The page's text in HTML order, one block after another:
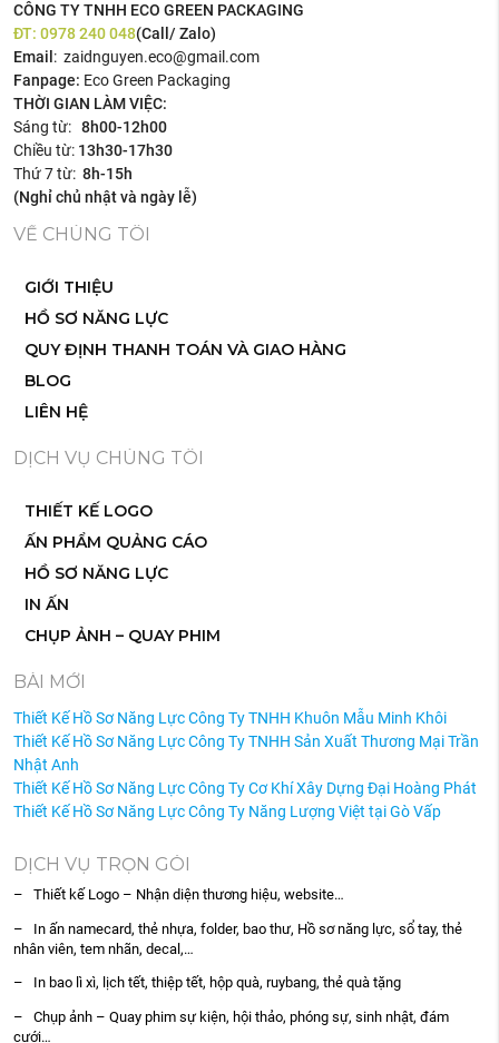
CÔNG TY TNHH ECO GREEN PACKAGING
ĐT:0978 240 048(Call/ Zalo)
Email : zaidnguyen.eco@gmail.com
Fanpage: Eco Green Packaging
THỜI GIAN LÀM VIỆC:
Sáng từ:8h00-12h00
Chiều từ: 13h30-17h30
Thứ 7 từ:8h-15h
(Nghỉ chủ nhật và ngày lễ)
VỀ CHÚNG TÔI
GIỚI THIỆU
HỒ SƠ NĂNG LỰC
QUY ĐỊNH THANH TOÁN VÀ GIAO HÀNG
BLOG
LIÊN HỆ
DỊCH VỤ CHÚNG TÔI
THIẾT KẾ LOGO
ẤN PHẨM QUẢNG CÁO
HỒ SƠ NĂNG LỰC
IN ẤN
CHỤP ẢNH – QUAY PHIM
BÀI MỚI
Thiết Kế Hồ Sơ Năng Lực Công Ty TNHH Khuôn Mẫu Minh Khôi
Thiết Kế Hồ Sơ Năng Lực Công Ty TNHH Sản Xuất Thương Mại Trần
Nhật Anh
Thiết Kế Hồ Sơ Năng Lực Công Ty Cơ Khí Xây Dựng Đại Hoàng Phát
Thiết Kế Hồ Sơ Năng Lực Công Ty Năng Lượng Việt tại Gò Vấp
DỊCH VỤ TRỌN GÓI
– Thiết kế Logo – Nhận diện thương hiệu, website…
– In ấn namecard, thẻ nhựa, folder, bao thư, Hồ sơ năng lực, sổ tay, thẻ
nhân viên, tem nhãn, decal,…
– In bao lì xì, lịch tết, thiệp tết, hộp quà, ruybang, thẻ quà tặng
– Chụp ảnh – Quay phim sự kiện, hội thảo, phóng sự, sinh nhật, đám
cưới…